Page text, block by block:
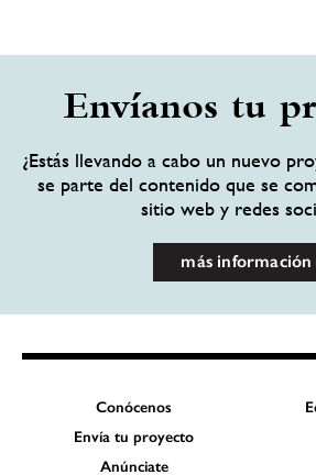
Envíanos tu
¿Estás llevando a cabo un nuevo
se parte del contenido que se
sitio web y redes
más información
Conócenos
Envía tu proyecto
Anúnciate